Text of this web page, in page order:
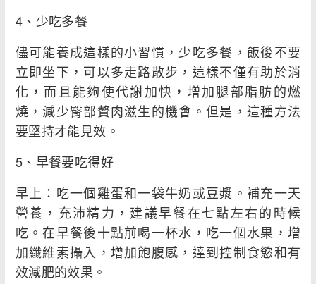
4、少吃多餐
儘可能養成這樣的小習慣，少吃多餐，飯後不要
立即坐下，可以多走路散步，這樣不僅有助於消
化，而且能夠使代謝加快，增加腿部脂肪的燃
燒，減少臀部贅肉滋生的機會。但是，這種方法
要堅持才能見效。
5、早餐要吃得好
早上：吃一個雞蛋和一袋牛奶或豆漿。補充一天
營養，充沛精力，建議早餐在七點左右的時候
吃。在早餐後十點前喝一杯水，吃一個水果，增
加纖維素攝入，增加飽腹感，達到控制食慾和有
效減肥的效果。